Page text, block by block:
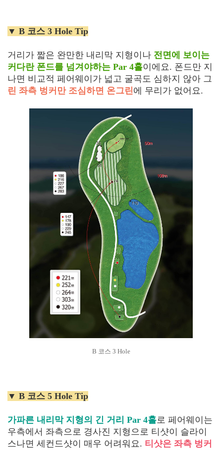
▼ B 코스 3 Hole Tip
거리가 짧은 완만한 내리막 지형이나 전면에 보이는
커다란 폰드를 넘겨야하는 Par 4홀이에요. 폰드만 지
나면 비교적 페어웨이가 넓고 굴곡도 심하지 않아 그
린 좌측 벙커만 조심하면 온그린에 무리가 없어요.
B 코스 3 Hole
▼ B 코스 5 Hole Tip
가파른 내리막 지형의 긴 거리 Par 4홀로 페어웨이는
우측에서 좌측으로 경사진 지형으로 티샷이 슬라이
스나면 세컨드샷이 매우 어려워요. 티샷은 좌측 벙커